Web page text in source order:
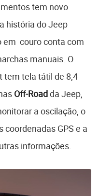
tem novo
história do Jeep
em couro conta com
manuais. O
tem tela tátil de 8,4
Off-Roadda Jeep,
a oscilação, o
GPS e a
informações.